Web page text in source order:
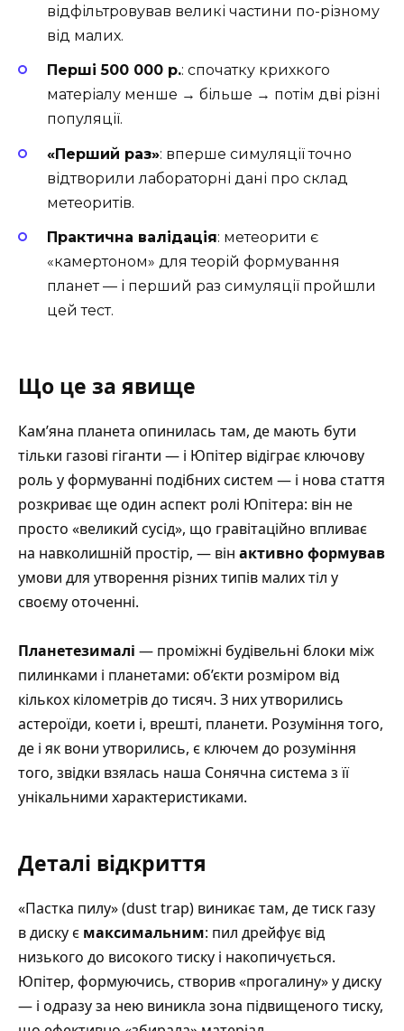
відфільтровував великі частини по-різному
від малих.
Перші 500 000 р.: спочатку крихкого
матеріалу менше → більше → потім дві різні
популяції.
«Перший раз»: вперше симуляції точно
відтворили лабораторні дані про склад
метеоритів.
Практична валідація: метеорити є
«камертоном» для теорій формування
планет — і перший раз симуляції пройшли
цей тест.
Що це за явище
Кам’яна планета опинилась там, де мають бути
тільки газові гіганти — і Юпітер відіграє ключову
роль у формуванні подібних систем — і нова стаття
розкриває ще один аспект ролі Юпітера: він не
просто «великий сусід», що гравітаційно впливає
на навколишній простір, — він активно формував
умови для утворення різних типів малих тіл у
своєму оточенні.
Планетезималі — проміжні будівельні блоки між
пилинками і планетами: об’єкти розміром від
кількох кілометрів до тисяч. З них утворились
астероїди, коети і, врешті, планети. Розуміння того,
де і як вони утворились, є ключем до розуміння
того, звідки взялась наша Сонячна система з її
унікальними характеристиками.
Деталі відкриття
«Пастка пилу» (dust trap) виникає там, де тиск газу
в диску є максимальним: пил дрейфує від
низького до високого тиску і накопичується.
Юпітер, формуючись, створив «прогалину» у диску
— і одразу за нею виникла зона підвищеного тиску,